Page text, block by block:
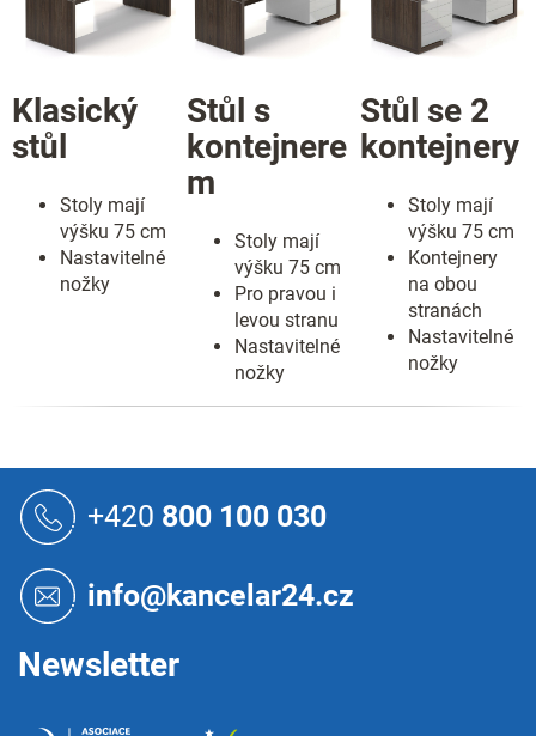
Klasický
stůl
Stoly mají
výšku 75 cm
Nastavitelné
nožky
Stůl s
kontejnere
m
Stoly mají
výšku 75 cm
Pro pravou i
levou stranu
Nastavitelné
nožky
Stůl se 2
kontejnery
Stoly mají
výšku 75 cm
Kontejnery
na obou
stranách
Nastavitelné
nožky
+420 800 100 030
info@kancelar24.cz
Newsletter